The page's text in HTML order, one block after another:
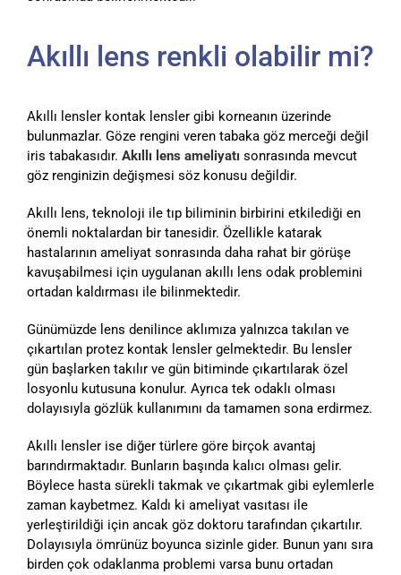
Akıllı lens renkli olabilir mi?
Akıllı lensler kontak lensler gibi korneanın üzerinde
bulunmazlar. Göze rengini veren tabaka göz merceği değil
iris tabakasıdır. Akıllı lens ameliyatı sonrasında mevcut
göz renginizin değişmesi söz konusu değildir.
Akıllı lens, teknoloji ile tıp biliminin birbirini etkilediği en
önemli noktalardan bir tanesidir. Özellikle katarak
hastalarının ameliyat sonrasında daha rahat bir görüşe
kavuşabilmesi için uygulanan akıllı lens odak problemini
ortadan kaldırması ile bilinmektedir.
Günümüzde lens denilince aklımıza yalnızca takılan ve
çıkartılan protez kontak lensler gelmektedir. Bu lensler
gün başlarken takılır ve gün bitiminde çıkartılarak özel
losyonlu kutusuna konulur. Ayrıca tek odaklı olması
dolayısıyla gözlük kullanımını da tamamen sona erdirmez.
Akıllı lensler ise diğer türlere göre birçok avantaj
barındırmaktadır. Bunların başında kalıcı olması gelir.
Böylece hasta sürekli takmak ve çıkartmak gibi eylemlerle
zaman kaybetmez. Kaldı ki ameliyat vasıtası ile
yerleştirildiği için ancak göz doktoru tarafından çıkartılır.
Dolayısıyla ömrünüz boyunca sizinle gider. Bunun yanı sıra
birden çok odaklanma problemi varsa bunu ortadan